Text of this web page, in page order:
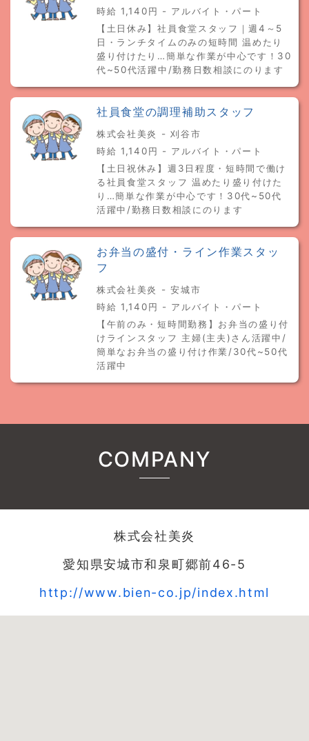
時給 1,140円 - アルバイト・パート
【土日休み】社員食堂スタッフ｜週4～5
日・ランチタイムのみの短時間 温めたり
盛り付けたり…簡単な作業が中心です！30
代~50代活躍中/勤務日数相談にのります
社員食堂の調理補助スタッフ
株式会社美炎 - 刈谷市
時給 1,140円 - アルバイト・パート
【土日祝休み】週3日程度・短時間で働け
る社員食堂スタッフ 温めたり盛り付けた
り…簡単な作業が中心です！30代~50代
活躍中/勤務日数相談にのります
お弁当の盛付・ライン作業スタッ
フ
株式会社美炎 - 安城市
時給 1,140円 - アルバイト・パート
【午前のみ・短時間勤務】お弁当の盛り付
けラインスタッフ 主婦(主夫)さん活躍中/
簡単なお弁当の盛り付け作業/30代~50代
活躍中
COMPANY
株式会社美炎
愛知県安城市和泉町郷前46-5
http://www.bien-co.jp/index.html